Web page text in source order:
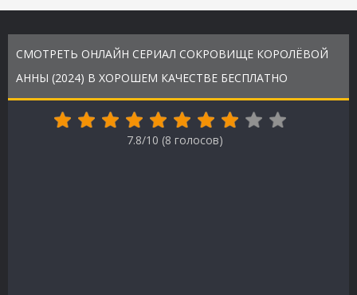
СМОТРЕТЬ ОНЛАЙН СЕРИАЛ СОКРОВИЩЕ КОРОЛЁВОЙ
АННЫ (2024) В ХОРОШЕМ КАЧЕСТВЕ БЕСПЛАТНО
7.8/10 (8 голосов)